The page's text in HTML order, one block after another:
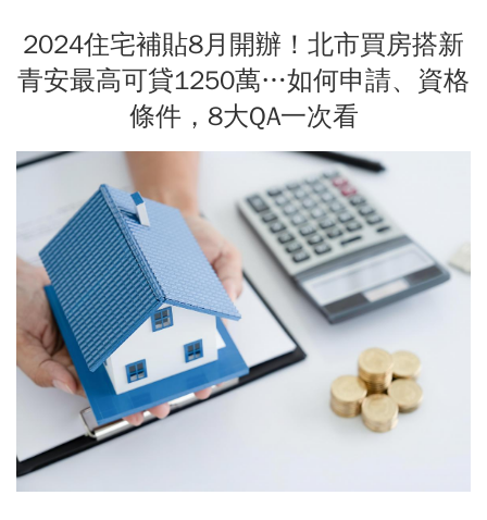
2024住宅補貼8月開辦！北市買房搭新
青安最高可貸1250萬…如何申請、資格
條件，8大QA一次看